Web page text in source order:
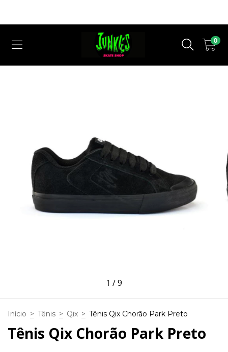
0
1 /9
Início > Tênis > Qix > Tênis Qix Chorão Park Preto
Tênis Qix Chorão Park Preto